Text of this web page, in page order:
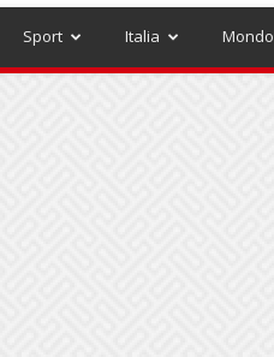
Sport Italia Mondo